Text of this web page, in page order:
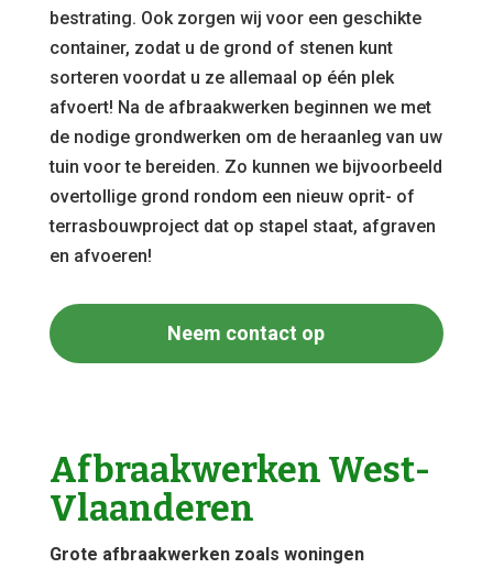
bestrating. Ook zorgen wij voor een geschikte
container, zodat u de grond of stenen kunt
sorteren voordat u ze allemaal op één plek
afvoert! Na de afbraakwerken beginnen we met
de nodige grondwerken om de heraanleg van uw
tuin voor te bereiden. Zo kunnen we bijvoorbeeld
overtollige grond rondom een nieuw oprit- of
terrasbouwproject dat op stapel staat, afgraven
en afvoeren!
Neem contact op
Afbraakwerken West-
Vlaanderen
Grote afbraakwerken zoals woningen